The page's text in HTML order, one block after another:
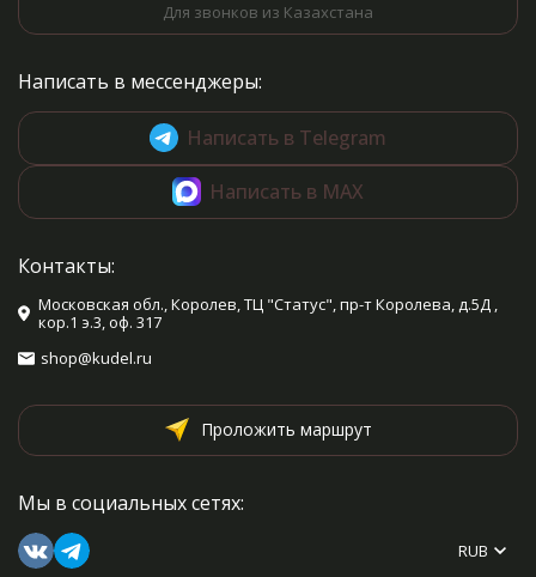
Для звонков из Казахстана
Написать в мессенджеры:
Написать в Telegram
Написать в MAX
Контакты:
Московская обл., Королев, ТЦ "Статус", пр-т Королева, д.5Д ,
кор.1 э.3, оф. 317
shop@kudel.ru
Проложить маршрут
Мы в социальных сетях:
RUB